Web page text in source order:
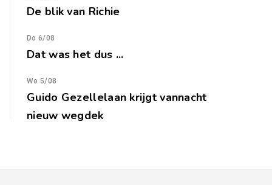
De blik van Richie
Do 6/08
Dat was het dus ...
Wo 5/08
Guido Gezellelaan krijgt vannacht
nieuw wegdek